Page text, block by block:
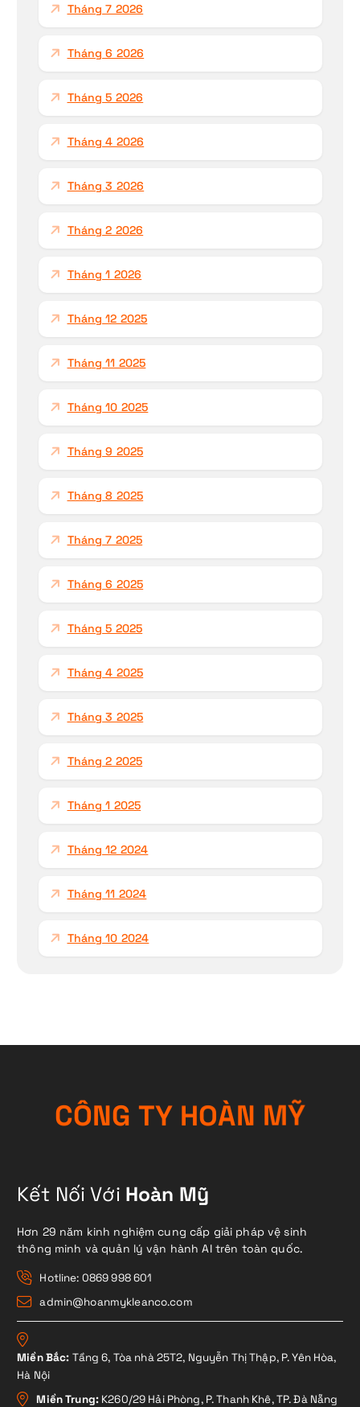
Tháng 7 2026
Tháng 6 2026
Tháng 5 2026
Tháng 4 2026
Tháng 3 2026
Tháng 2 2026
Tháng 1 2026
Tháng 12 2025
Tháng 11 2025
Tháng 10 2025
Tháng 9 2025
Tháng 8 2025
Tháng 7 2025
Tháng 6 2025
Tháng 5 2025
Tháng 4 2025
Tháng 3 2025
Tháng 2 2025
Tháng 1 2025
Tháng 12 2024
Tháng 11 2024
Tháng 10 2024
CÔNG TY HOÀN MỸ
Kết Nối Với Hoàn Mỹ
Hơn 29 năm kinh nghiệm cung cấp giải pháp vệ sinh
thông minh và quản lý vận hành AI trên toàn quốc.
Hotline: 0869 998 601
admin@hoanmykleanco.com
Miền Bắc: Tầng 6, Tòa nhà 25T2, Nguyễn Thị Thập, P. Yên Hòa,
Hà Nội
Miền Trung: K260/29 Hải Phòng, P. Thanh Khê, TP. Đà Nẵng